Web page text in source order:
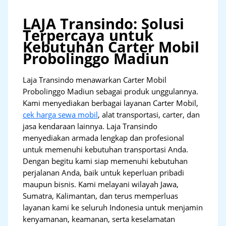
LAJA Transindo: Solusi
Terpercaya untuk
Kebutuhan Carter Mobil
Probolinggo Madiun
Laja Transindo menawarkan Carter Mobil
Probolinggo Madiun sebagai produk unggulannya.
Kami menyediakan berbagai layanan Carter Mobil,
cek harga sewa mobil, alat transportasi, carter, dan
jasa kendaraan lainnya. Laja Transindo
menyediakan armada lengkap dan profesional
untuk memenuhi kebutuhan transportasi Anda.
Dengan begitu kami siap memenuhi kebutuhan
perjalanan Anda, baik untuk keperluan pribadi
maupun bisnis. Kami melayani wilayah Jawa,
Sumatra, Kalimantan, dan terus memperluas
layanan kami ke seluruh Indonesia untuk menjamin
kenyamanan, keamanan, serta keselamatan